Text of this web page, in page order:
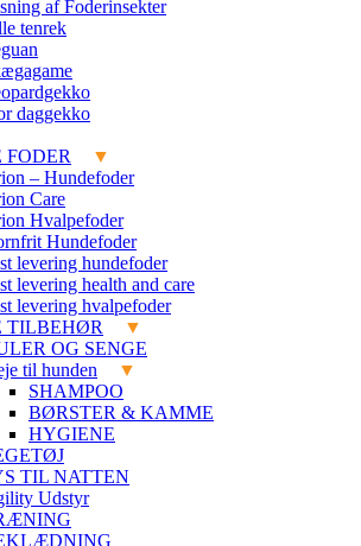
af Foderinsekter
tenrek
daggekko
– Hundefoder
Care
Hvalpefoder
Hundefoder
levering hundefoder
levering health and care
levering hvalpefoder
TILBEHØR
OG SENGE
til hunden
SHAMPOO
BØRSTER & KAMME
HYGIENE
TIL NATTEN
Udstyr